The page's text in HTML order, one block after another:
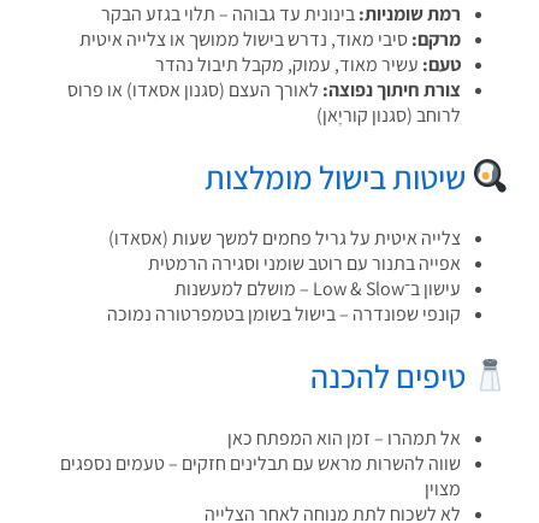
רמת שומניות:בינונית עד גבוהה – תלוי בגזע הבקר
מרקם: סיבי מאוד, נדרש בישול ממושך או צלייה איטית
טעם: עשיר מאוד, עמוק, מקבל תיבול נהדר
צורת חיתוך נפוצה:לאורך העצם (סגנון אסאדו) או פרוס
לרוחב (סגנון קוריֶאן)
שיטות בישול מומלצות
צלייה איטית על גריל פחמים למשך שעות (אסאדו)
אפייה בתנור עם רוטב שומני וסגירה הרמטית
עישון ב־Low & Slow – מושלם למעשנות
קונפי שפונדרה – בישול בשומן בטמפרטורה נמוכה
טיפים להכנה
אל תמהרו – זמן הוא המפתח כאן
שווה להשרות מראש עם תבלינים חזקים – טעמים נספגים
לא לשכוח לתת מנוחה לאחר הצלייה